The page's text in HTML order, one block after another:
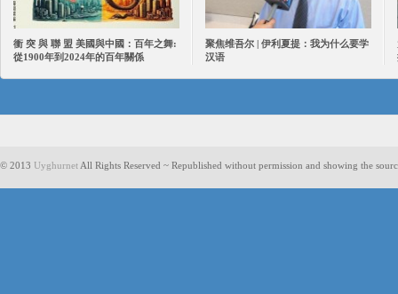
衝 突 與 聯 盟 美國與中國：百年之舞:
從1900年到2024年的百年關係
聚焦维吾尔 | 伊利夏提：我为什么要学
汉语
© 2013 Uyghurnet All Rights Reserved ~ Republished without permission and showing the